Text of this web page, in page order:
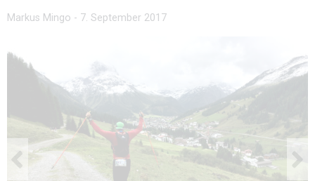
Markus Mingo - 7. September 2017